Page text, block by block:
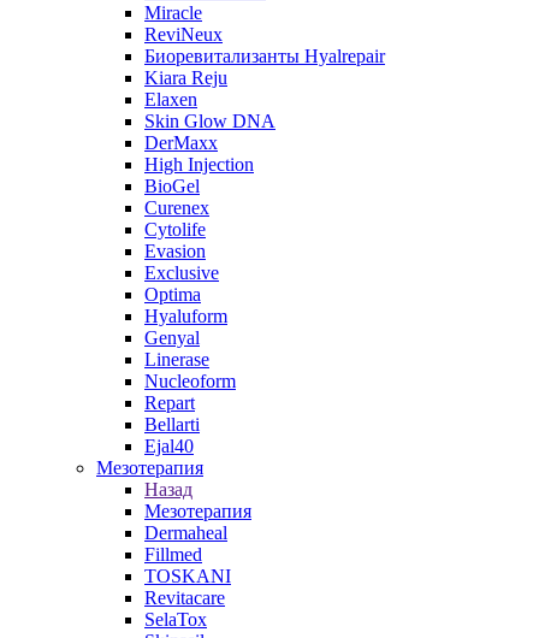
Miracle
ReviNeux
Биоревитализанты Hyalrepair
Kiara Reju
Elaxen
Skin Glow DNA
DerMaxx
High Injection
BioGel
Curenex
Cytolife
Evasion
Exclusive
Optima
Hyaluform
Genyal
Linerase
Nucleoform
Repart
Bellarti
Ejal40
Мезотерапия
Назад
Мезотерапия
Dermaheal
Fillmed
TOSKANI
Revitacare
SelaTox